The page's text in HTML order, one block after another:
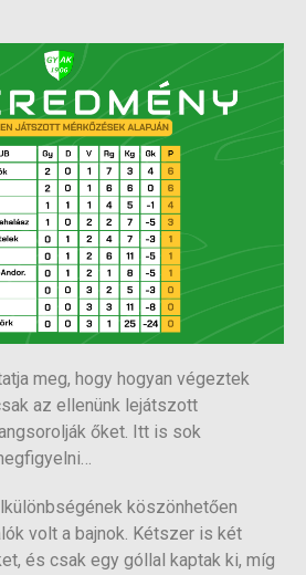
meg, hogy hogyan végeztek
az ellenünk lejátszott
őket. Itt is sok
köszönhetően
volt a bajnok. Kétszer is két
és csak egy góllal kaptak ki, míg